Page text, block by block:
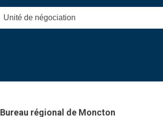
Unité de négociation
Bureau régional de Moncton